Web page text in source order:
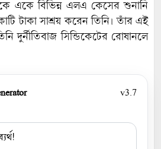
একে বিভিন্ন এলএ কেসের শুনানি
টাকা সাশ্রয় করেন তিনি। তাঁর এই
দুর্নীতিবাজ সিন্ডিকেটের রোষানলে
v3.7